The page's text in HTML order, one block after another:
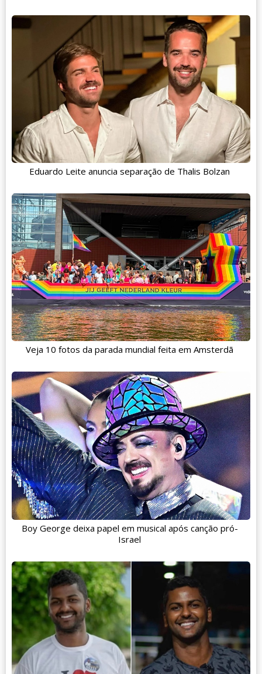
Eduardo Leite anuncia separação de Thalis Bolzan
Veja 10 fotos da parada mundial feita em Amsterdã
Boy George deixa papel em musical após canção pró-
Israel